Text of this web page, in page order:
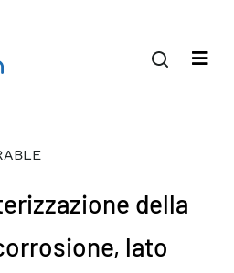
della
lato